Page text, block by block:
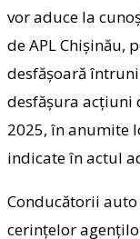
vor aduce la
de APL Chișinău,
desfășoară
desfășura acțiuni
2025, în anumite
indicate în actul
Conducătorii
cerințelor